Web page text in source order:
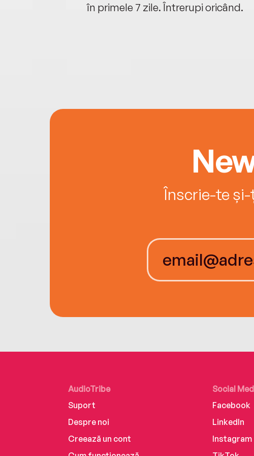
în primele 7 zile. Întrerupi oricând.
Înscrie-te
AudioTribe
Suport
Despre noi
Creează un cont
Social
Facebook
LinkedIn
Instagram